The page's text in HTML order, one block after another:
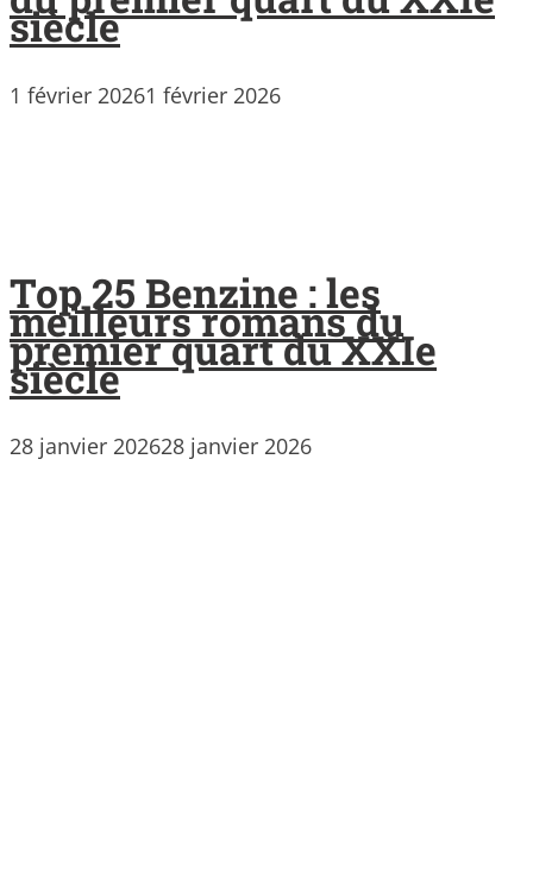
siècle
1 février 20261 février 2026
Top 25 Benzine : les
meilleurs romans du
premier quart du XXIe
siècle
28 janvier 202628 janvier 2026